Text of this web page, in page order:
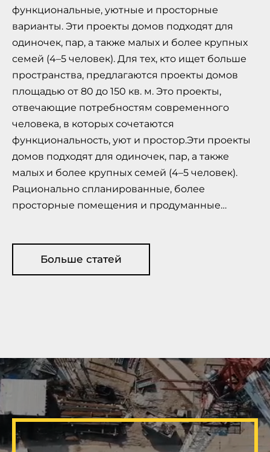
функциональные, уютные и просторные
варианты. Эти проекты домов подходят для
одиночек, пар, а также малых и более крупных
семей (4–5 человек). Для тех, кто ищет больше
пространства, предлагаются проекты домов
площадью от 80 до 150 кв. м. Это проекты,
отвечающие потребностям современного
человека, в которых сочетаются
функциональность, уют и простор.Эти проекты
домов подходят для одиночек, пар, а также
малых и более крупных семей (4–5 человек).
Рационально спланированные, более
просторные помещения и продуманные…
Больше статей